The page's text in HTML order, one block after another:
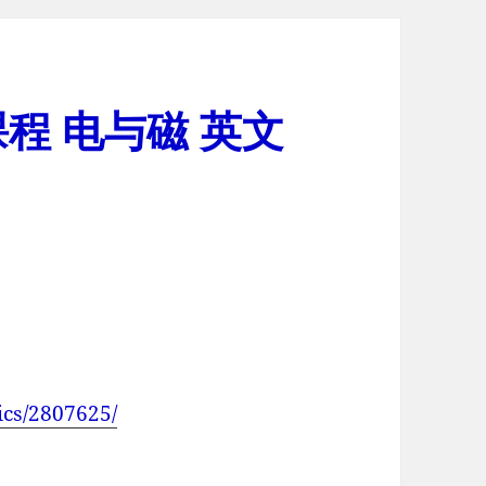
程 电与磁 英文
2807625/